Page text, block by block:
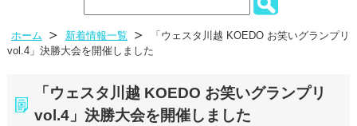
ホーム 新着情報一覧
「ウェスタ川越 KOEDO お笑いグランプリ
vol.4」決勝大会を開催しました
「ウェスタ川越 KOEDO お笑いグランプリ
vol.4」決勝大会を開催しました